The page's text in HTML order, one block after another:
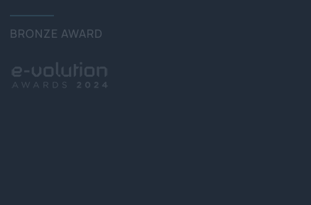
BRONZE AWARD